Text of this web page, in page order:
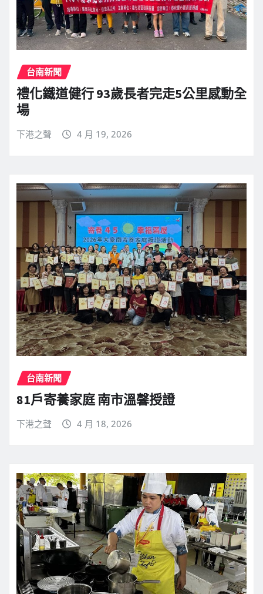
台南新聞
禮化鐵道健行 93歲長者完走5公里感動全
場
下港之聲 4 月 19, 2026
台南新聞
81戶寄養家庭 南市溫馨授證
下港之聲 4 月 18, 2026